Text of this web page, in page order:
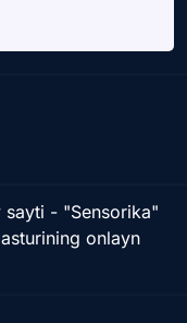
sayti - "Sensorika"
onlayn